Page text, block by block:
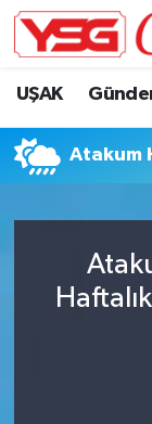
UŞAK
Atakum
Süper Lig